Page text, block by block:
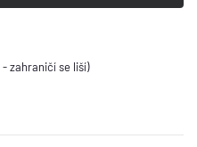
- zahraničí se liší)